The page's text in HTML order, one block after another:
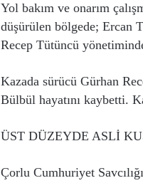
Yol bakım ve onarım
düşürülen bölgede; Ercan
Recep Tütüncü
Kazada sürücü Gürhan
Bülbül hayatını kaybetti.
ÜST DÜZEYDE ASLİ
Çorlu Cumhuriyet